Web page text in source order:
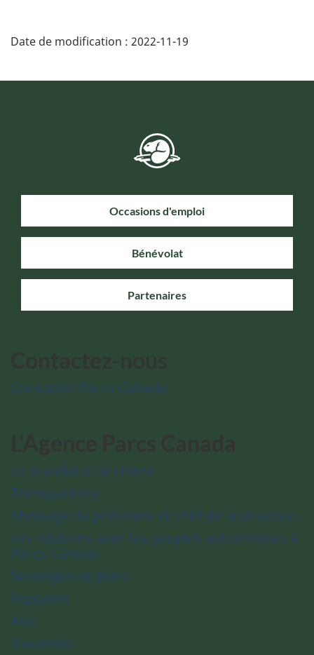
Date de modification : 2022-11-19
Occasions d'emploi
Bénévolat
Partenaires
Contactez Parcs Canada
Le mandat et la charte
Transparence
Message du président et chef de la direction
Les relations avec les peuples autochtones à
Parcs Canada
Stratégies et plans
Rapports
Avis
Nouvelles